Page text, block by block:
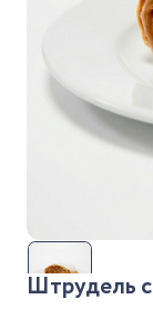
Штрудель